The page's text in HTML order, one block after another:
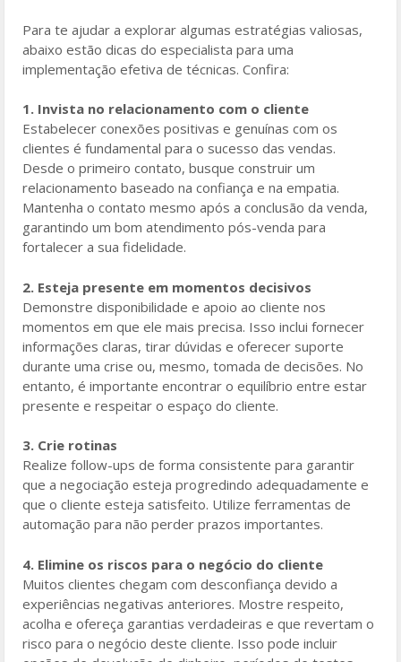
Para te ajudar a explorar algumas estratégias valiosas,
abaixo estão dicas do especialista para uma
implementação efetiva de técnicas. Confira:
1. Invista no relacionamento com o cliente
Estabelecer conexões positivas e genuínas com os
clientes é fundamental para o sucesso das vendas.
Desde o primeiro contato, busque construir um
relacionamento baseado na confiança e na empatia.
Mantenha o contato mesmo após a conclusão da venda,
garantindo um bom atendimento pós-venda para
fortalecer a sua fidelidade.
2. Esteja presente em momentos decisivos
Demonstre disponibilidade e apoio ao cliente nos
momentos em que ele mais precisa. Isso inclui fornecer
informações claras, tirar dúvidas e oferecer suporte
durante uma crise ou, mesmo, tomada de decisões. No
entanto, é importante encontrar o equilíbrio entre estar
presente e respeitar o espaço do cliente.
3. Crie rotinas
Realize follow-ups de forma consistente para garantir
que a negociação esteja progredindo adequadamente e
que o cliente esteja satisfeito. Utilize ferramentas de
automação para não perder prazos importantes.
4. Elimine os riscos para o negócio do cliente
Muitos clientes chegam com desconfiança devido a
experiências negativas anteriores. Mostre respeito,
acolha e ofereça garantias verdadeiras e que revertam o
risco para o negócio deste cliente. Isso pode incluir